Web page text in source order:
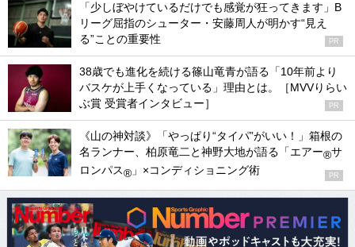
「少しぼやけているだけでも感覚が狂ってきます」B
リーグ屈指のシューター・安藤周人が明かす“見え
る”ことの重要性
PR
38歳でも進化を続ける篠山竜青が語る「10年前より
バスケが上手くなっている」理由とは。［MVVりらい
ぶ賞 受賞者インタビュー］
PR
《山の神対談》「やっぱり“タイパ”がいい！」箱根の
名ランナー、柏原竜二と神野大地が語る「エアー®サ
ロンパス® 」×コンディショニング術 PR